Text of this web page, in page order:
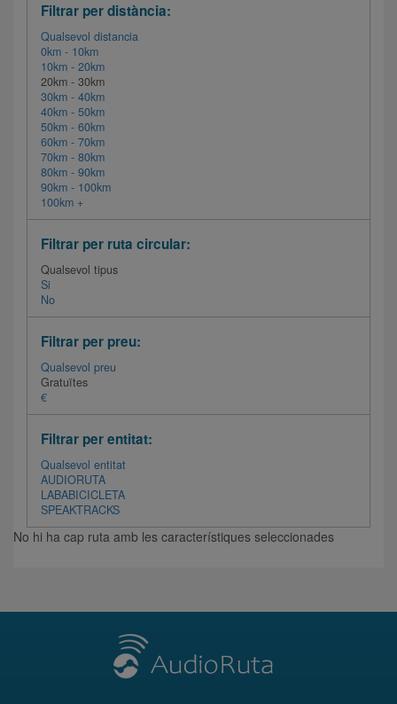
Filtrar per distància:
Qualsevol distancia
0km - 10km
10km - 20km
20km - 30km
30km - 40km
40km - 50km
50km - 60km
60km - 70km
70km - 80km
80km - 90km
90km - 100km
100km +
Filtrar per ruta circular:
Qualsevol tipus
Si
No
Filtrar per preu:
Qualsevol preu
Gratuïtes
€
Filtrar per entitat:
Qualsevol entitat
AUDIORUTA
LABABICICLETA
SPEAKTRACKS
No hi ha cap ruta amb les característiques seleccionades